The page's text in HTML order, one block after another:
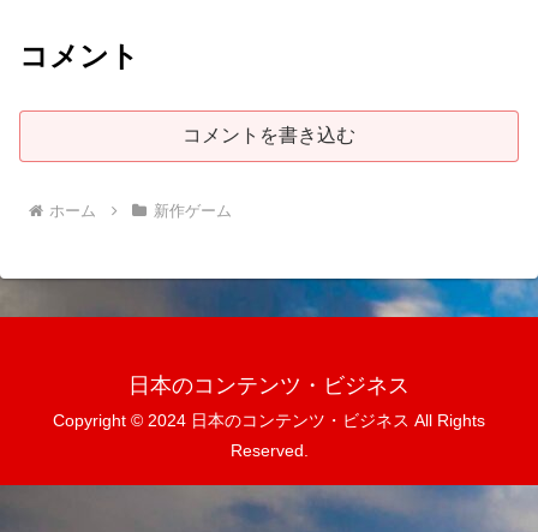
コメント
コメントを書き込む
ホーム 新作ゲーム
日本のコンテンツ・ビジネス
Copyright © 2024 日本のコンテンツ・ビジネス All Rights
Reserved.